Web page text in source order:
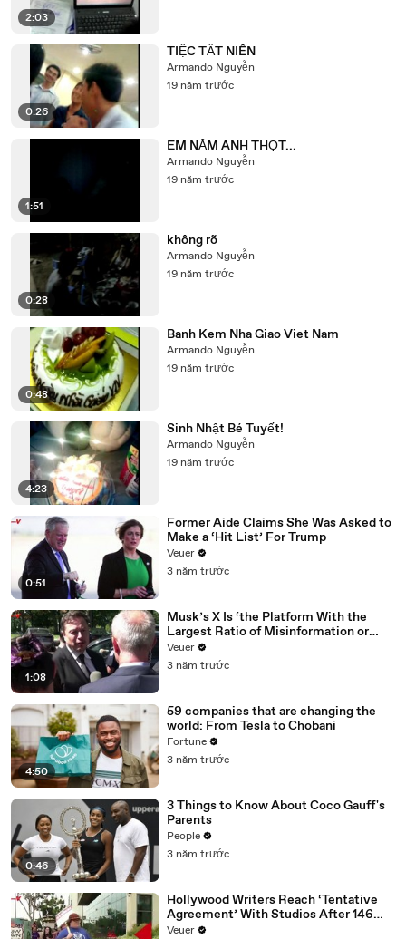
2:03
0:26
TIỆC TẤT NIÊN
Armando Nguyễn
19 năm trước
1:51
EM NẮM ANH THỌT...
Armando Nguyễn
19 năm trước
0:28
không rõ
Armando Nguyễn
19 năm trước
0:48
Banh Kem Nha Giao Viet Nam
Armando Nguyễn
19 năm trước
4:23
Sinh Nhật Bé Tuyết!
Armando Nguyễn
19 năm trước
0:51
Former Aide Claims She Was Asked to
Make a ‘Hit List’ For Trump
Veuer
3 năm trước
1:08
Musk’s X Is ‘the Platform With the
Largest Ratio of Misinformation or
Disinformation’ Amongst All Social
Media Platforms
Veuer
3 năm trước
4:50
59 companies that are changing the
world: From Tesla to Chobani
Fortune
3 năm trước
0:46
3 Things to Know About Coco Gauff's
Parents
People
3 năm trước
Hollywood Writers Reach ‘Tentative
Agreement’ With Studios After 146
Day Strike
Veuer